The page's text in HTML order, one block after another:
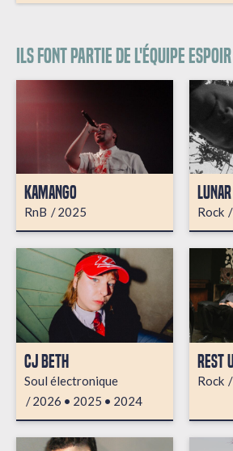
Ils font partie de l'équipe
KAMANGO
RnB 2025 Rock
CJ BETH
Soul électronique
2026
2025 2024
REST
Rock